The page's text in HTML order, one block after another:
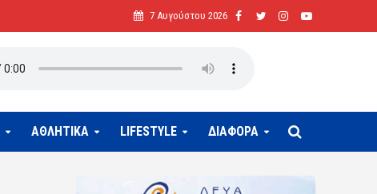
7 Αυγούστου 2026
ΑΘΛΗΤΙΚΑ LIFESTYLE ΔΙΑΦΟΡΑ